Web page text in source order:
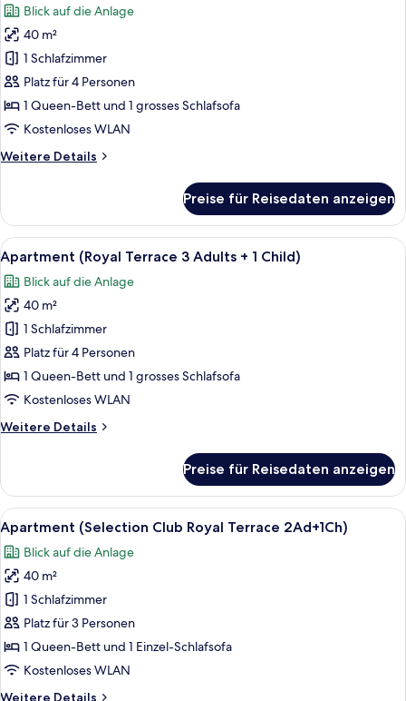
+
Child)
für
Apartment
(Royal
Terrace
2
Adutls
2
Blick auf die Anlage
40 m²
1 Schlafzimmer
Platz für 4 Personen
1 Queen-Bett und 1 grosses Schlafsofa
Kostenloses WLAN
Weitere Details
Weitere
(Royal
Terrace
2
Adutls
+
2
Children)
Preise für Reisedaten anzeigen
Alle
Fotos
für
Apartment
(Royal
Terrace
3
Adults
1
2
Apartment (Royal Terrace 3 Adults + 1 Child)
Blick auf die Anlage
40 m²
1 Schlafzimmer
Platz für 4 Personen
1 Queen-Bett und 1 grosses Schlafsofa
Kostenloses WLAN
Weitere Details
Weitere
(Royal
Terrace
3
Adults
+
Child)
Preise für Reisedaten anzeigen
Alle
Fotos
für
Apartment
(Selection
Club
Royal
Terrace
Dusche, kostenlose Toilettenartikel,
1
Apartment (Selection Club Royal Terrace 2Ad+1Ch)
Blick auf die Anlage
40 m²
1 Schlafzimmer
Platz für 3 Personen
1 Queen-Bett und 1 Einzel-Schlafsofa
Kostenloses WLAN
Weitere Details
Weitere